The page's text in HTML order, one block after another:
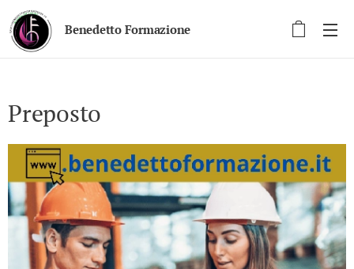
Benedetto Formazione
Preposto